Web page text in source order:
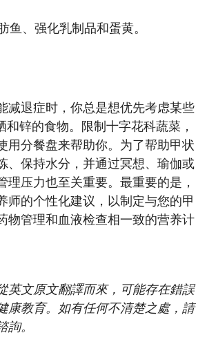
鱼、强化乳制品和蛋黄。
减退症时，你总是想优先考虑某些
和锌的食物。限制十字花科蔬菜，
用分餐盘来帮助你。为了帮助甲状
、保持水分，并通过冥想、瑜伽或
理压力也至关重要。最重要的是，
师的个性化建议，以制定与您的甲
物管理和血液检查相一致的营养计
英文原文翻譯而來，可能存在錯誤
康教育。如有任何不清楚之處，請
。